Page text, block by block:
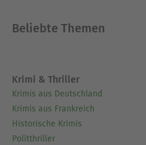
Beliebte Themen
Krimi & Thriller
Krimis aus Deutschland
Krimis aus Frankreich
Historische Krimis
Politthriller